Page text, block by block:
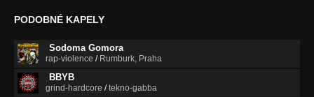
PODOBNÉ KAPELY
Sodoma Gomora
rap-violence / Rumburk, Praha
BBYB
grind-hardcore /tekno-gabba